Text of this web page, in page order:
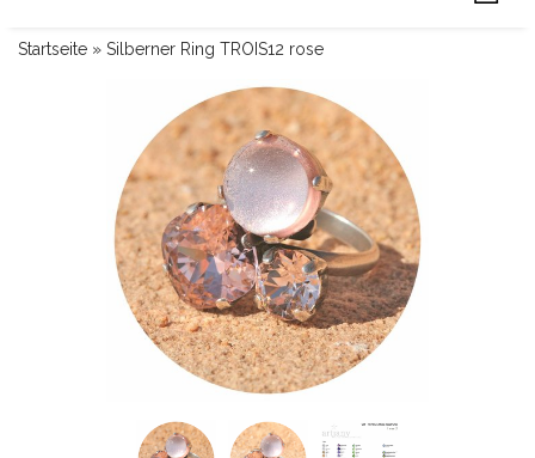
Startseite » Silberner Ring TROIS12 rose